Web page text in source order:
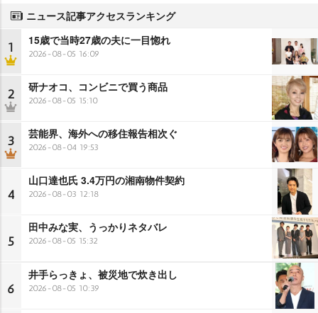
ニュース記事アクセスランキング
1 15歳で当時27歳の夫に一目惚れ
2026-08-05 16:09
2 研ナオコ、コンビニで買う商品
2026-08-05 15:10
3 芸能界、海外への移住報告相次ぐ
2026-08-04 19:53
4
山口達也氏 3.4万円の湘南物件契約
2026-08-03 12:18
5
田中みな実、うっかりネタバレ
2026-08-05 15:32
6
井手らっきょ、被災地で炊き出し
2026-08-05 10:39